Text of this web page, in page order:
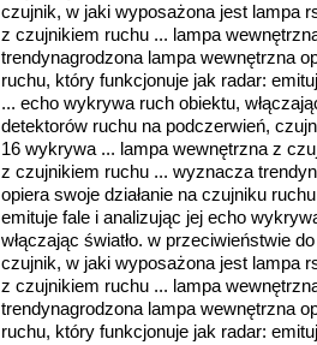
czujnik, w jaki wyposażona jest lampa
z czujnikiem ruchu ... lampa
trendynagrodzona lampa wewnętrzna
ruchu, który funkcjonuje jak radar:
... echo wykrywa ruch obiektu,
detektorów ruchu na podczerwień,
16 wykrywa ... lampa wewnętrzna z
z czujnikiem ruchu ... wyznacza
opiera swoje działanie na czujniku
emituje fale i analizując jej echo
włączając światło. w przeciwieństwie
czujnik, w jaki wyposażona jest lampa
z czujnikiem ruchu ... lampa
trendynagrodzona lampa wewnętrzna
ruchu, który funkcjonuje jak radar: